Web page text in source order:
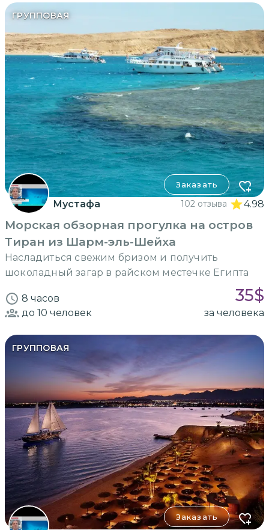
ГРУППОВАЯ
Заказать
Мустафа 102 отзыва 4.98
Морская обзорная прогулка на остров
Тиран из Шарм-эль-Шейха
Насладиться свежим бризом и получить
шоколадный загар в райском местечке Египта
8 часов 35$
до 10 человек за человека
ГРУППОВАЯ
Заказать